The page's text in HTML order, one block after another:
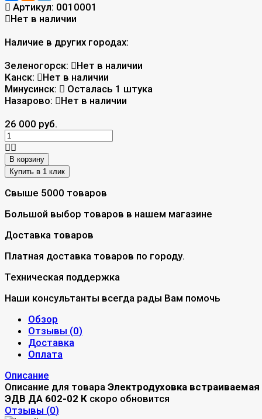
Артикул: 0010001
Нет в наличии
Наличие в других городах:
Зеленогорск:
Нет в наличии
Канск:
Нет в наличии
Минусинск:
Осталась 1 штука
Назарово:
Нет в наличии
26 000 руб.
В корзину
Свыше 5000 товаров
Большой выбор товаров в нашем магазине
Доставка товаров
Платная доставка товаров по городу.
Техническая поддержка
Наши консультанты всегда рады Вам помочь
Обзор
Отзывы (0)
Доставка
Оплата
Описание
Описание для товара Электродуховка встраиваемая
ЭДВ ДА 602-02 К скоро обновится
Отзывы (0)